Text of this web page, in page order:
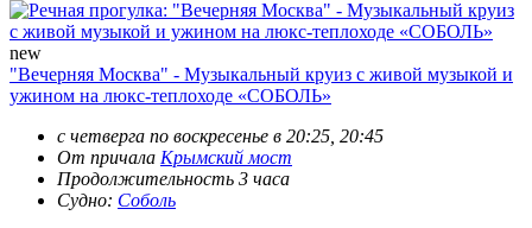
new
"Вечерняя Москва" - Музыкальный круиз с живой музыкой и
ужином на люкс-теплоходе «СОБОЛЬ»
с четверга по воскресенье в 20:25, 20:45
От причала Крымский мост
Продолжительность 3 часа
Судно: Соболь